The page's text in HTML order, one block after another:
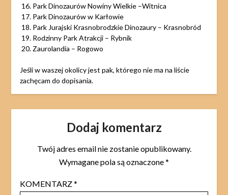
Park Dinozaurów Nowiny Wielkie –Witnica
Park Dinozaurów w Karłowie
Park Jurajski Krasnobrodzkie Dinozaury – Krasnobród
Rodzinny Park Atrakcji – Rybnik
Zaurolandia – Rogowo
Jeśli w waszej okolicy jest pak, którego nie ma na liście
zachęcam do dopisania.
Dodaj komentarz
Twój adres email nie zostanie opublikowany.
Wymagane pola są oznaczone*
KOMENTARZ*